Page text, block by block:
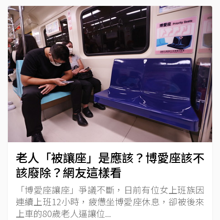
老人「被讓座」是應該？博愛座該不
該廢除？網友這樣看
「博愛座讓座」爭議不斷，日前有位女上班族因
連續上班12小時，疲憊坐博愛座休息，卻被後來
上車的80歲老人逼讓位...